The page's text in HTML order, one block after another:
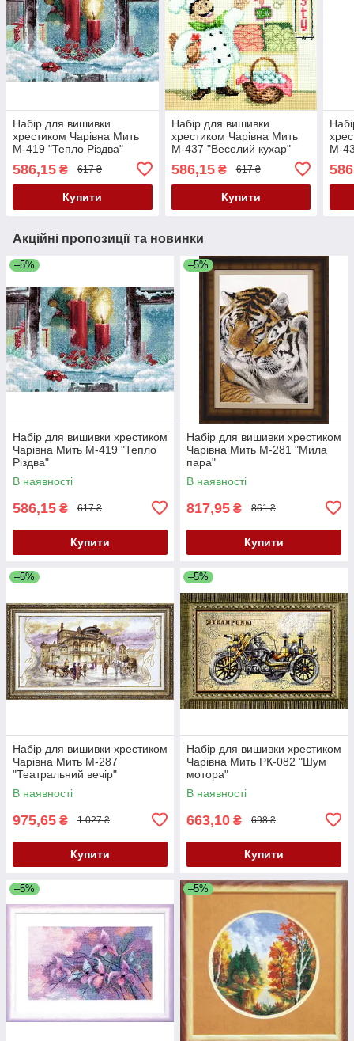
Набір для вишивки
хрестиком Чарівна Мить
М-419 "Тепло Різдва"
586,15 ₴ 617 ₴
Купити
Набір для вишивки
хрестиком Чарівна Мить
М-437 "Веселий кухар"
586,15₴ 617 ₴
Купити
М-
Акційні пропозиції та новинки
–5%
Набір для вишивки хрестиком
Чарівна Мить М-419 "Тепло
Різдва"
В наявності
586,15 ₴ 617 ₴
Купити
–5%
Набір для вишивки хрестиком
Чарівна Мить М-281 "Мила
пара"
В наявності
817,95 ₴ 861 ₴
Купити
–5%
Набір для вишивки хрестиком
Чарівна Мить М-287
"Театральний вечір"
В наявності
975,65 ₴ 1 027 ₴
Купити
–5%
Набір для вишивки хрестиком
Чарівна Мить РК-082 "Шум
мотора"
В наявності
663,10 ₴ 698 ₴
Купити
–5% –5%